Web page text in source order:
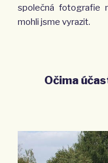
společná fotografie
mohli jsme vyrazit.
Očima